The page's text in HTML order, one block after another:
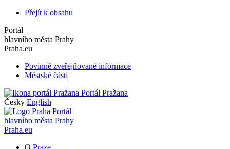
Přejít k obsahu
Portál
hlavního města Prahy
Praha.eu
Povinně zveřejňované informace
Městské části
Portál Pražana
Česky English
Portál
hlavního města Prahy
Praha.eu
O Praze